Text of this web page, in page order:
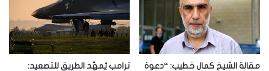
مقالة الشيخ كمال خطيب: “دعوة
ترامب يُمهّد الطريق للتصعيد: